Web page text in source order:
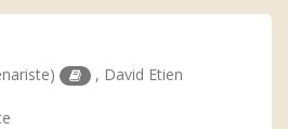
, David Etien